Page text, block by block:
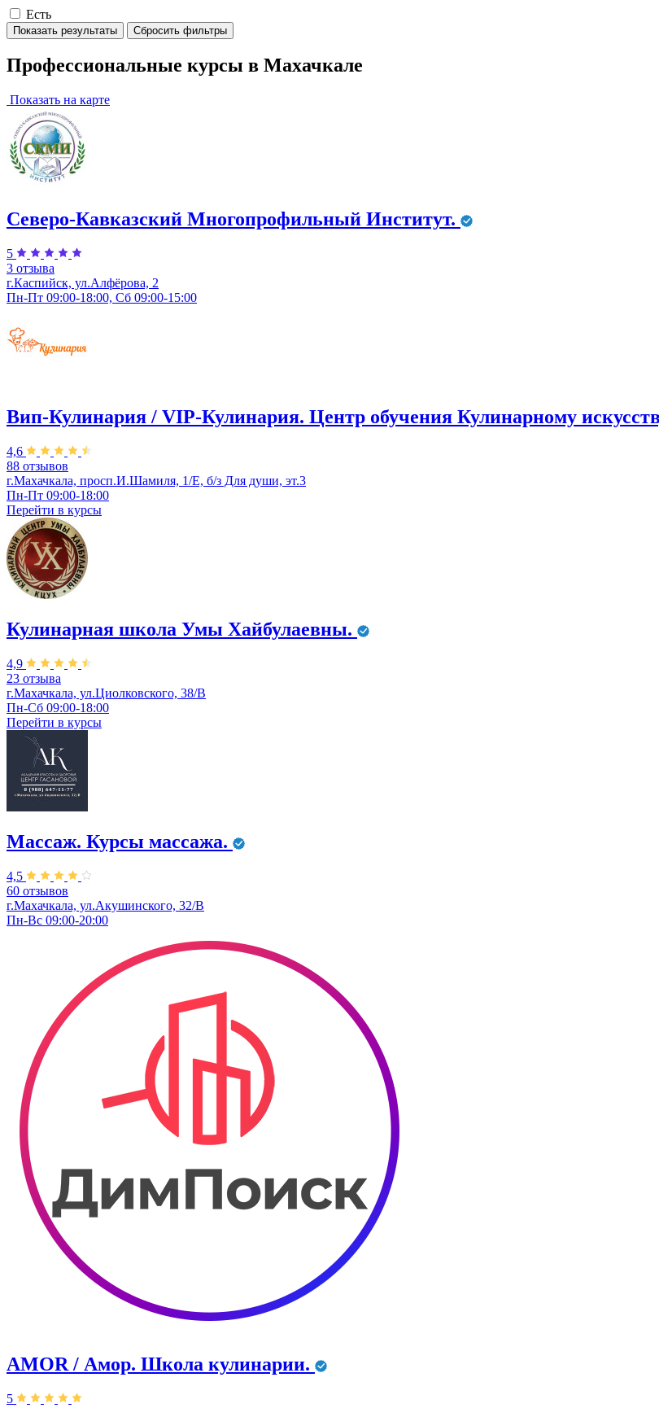
Есть
Показать результаты Сбросить фильтры
Профессиональные курсы в Махачкале
Показать на карте
Северо-Кавказский Многопрофильный Институт.
5
3 отзыва
г.Каспийск, ул.Алфёрова, 2
Пн-Пт 09:00-18:00, Сб 09:00-15:00
Вип-Кулинария / VIP-Кулинария. Центр обучения Кулинарному
4,6
88 отзывов
г.Махачкала, просп.И.Шамиля, 1/Е, б/з Для души, эт.3
Пн-Пт 09:00-18:00
Перейти в курсы
Кулинарная школа Умы Хайбулаевны.
4,9
23 отзыва
г.Махачкала, ул.Циолковского, 38/В
Пн-Сб 09:00-18:00
Перейти в курсы
Массаж. Курсы массажа.
4,5
60 отзывов
г.Махачкала, ул.Акушинского, 32/В
Пн-Вс 09:00-20:00
AMOR / Амор. Школа кулинарии.
5